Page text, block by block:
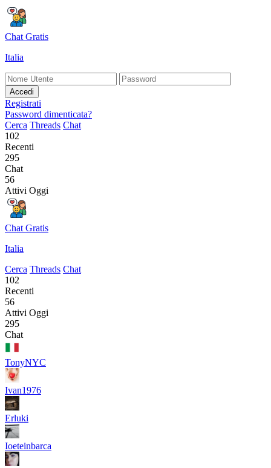
Chat Gratis
Italia
Accedi
Registrati
Password dimenticata?
Cerca Threads Chat
102
Recenti
295
Chat
56
Attivi Oggi
Chat Gratis
Italia
Cerca Threads Chat
102
Recenti
56
Attivi Oggi
295
Chat
TonyNYC
Ivan1976
Erluki
Ioeteinbarca